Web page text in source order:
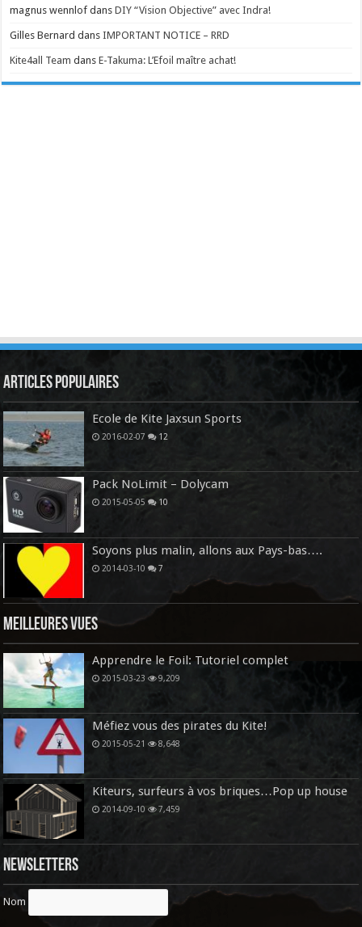
magnus wennlof dansDIY “Vision Objective” avec Indra!
Gilles Bernard dansIMPORTANT NOTICE – RRD
Kite4all Team dansE-Takuma: L’Efoil maître achat!
Articles Populaires
Ecole de Kite Jaxsun Sports
2016-02-07 12
Pack NoLimit – Dolycam
2015-05-05 10
Soyons plus malin, allons aux Pays-bas….
2014-03-10 7
Meilleures vues
Apprendre le Foil: Tutoriel complet
2015-03-23 9,209
Méfiez vous des pirates du Kite!
2015-05-21 8,648
Kiteurs, surfeurs à vos briques…Pop up house
2014-09-10 7,459
Newsletters
Nom